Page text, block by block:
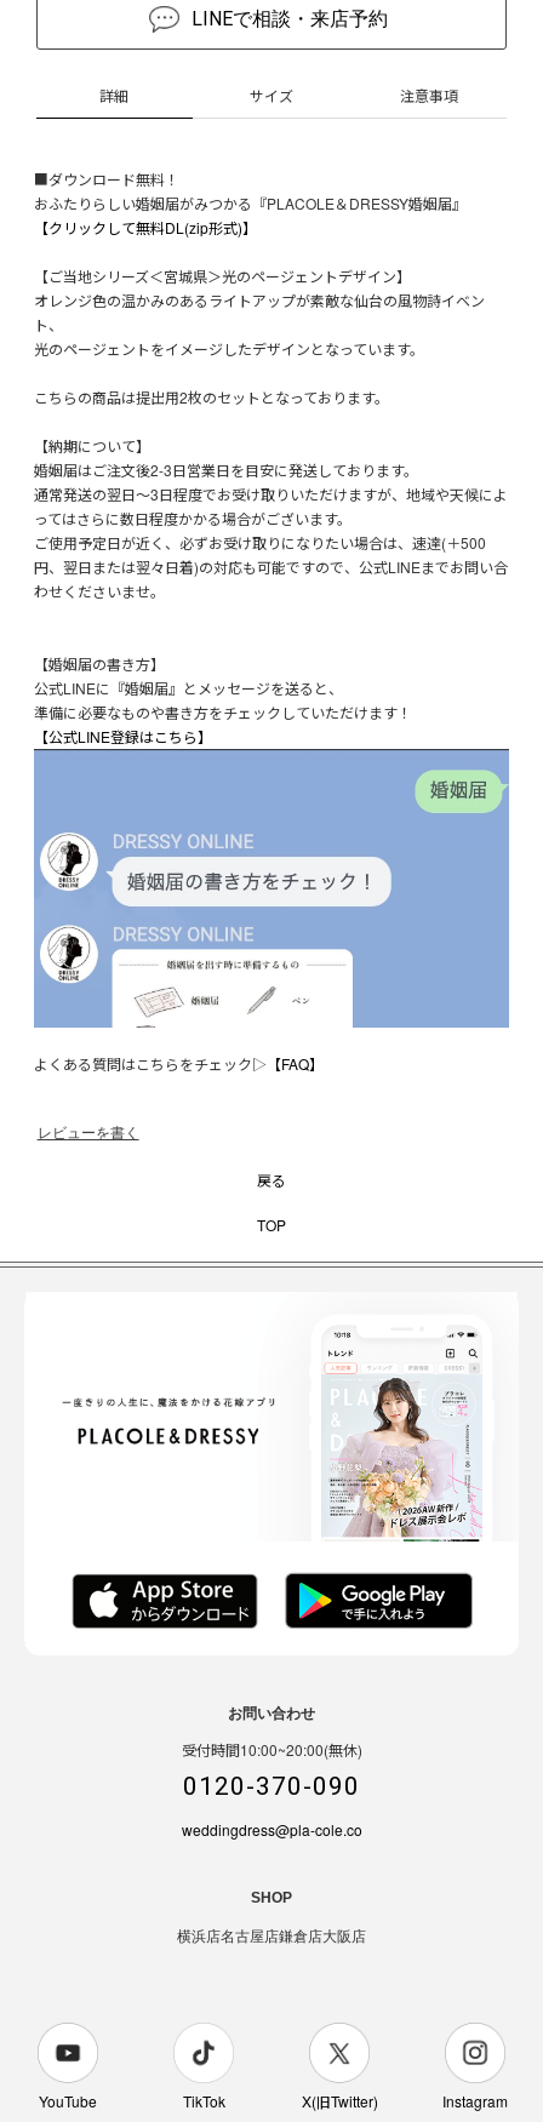
LINEで相談・来店予約
詳細 サイズ 注意事項
■ダウンロード無料！
おふたりらしい婚姻届がみつかる『PLACOLE＆DRESSY婚姻届』
【クリックして無料DL(zip形式)】
【ご当地シリーズ＜宮城県＞光のページェントデザイン】
オレンジ色の温かみのあるライトアップが素敵な仙台の風物詩イベン
ト、
光のページェントをイメージしたデザインとなっています。
こちらの商品は提出用2枚のセットとなっております。
【納期について】
婚姻届はご注文後2-3日営業日を目安に発送しております。
通常発送の翌日～3日程度でお受け取りいただけますが、地域や天候によ
ってはさらに数日程度かかる場合がございます。
ご使用予定日が近く、必ずお受け取りになりたい場合は、速達(＋500
円、翌日または翌々日着)の対応も可能ですので、公式LINEまでお問い合
わせくださいませ。
【婚姻届の書き方】
公式LINEに『婚姻届』とメッセージを送ると、
準備に必要なものや書き方をチェックしていただけます！
【公式LINE登録はこちら】
よくある質問はこちらをチェック▷ 【FAQ】
レビューを書く
戻る
TOP
お問い合わせ
受付時間10:00~20:00(無休)
0120-370-090
weddingdress@pla-cole.co
SHOP
横浜店名古屋店鎌倉店大阪店
YouTube TikTok X(旧Twitter) Instagram